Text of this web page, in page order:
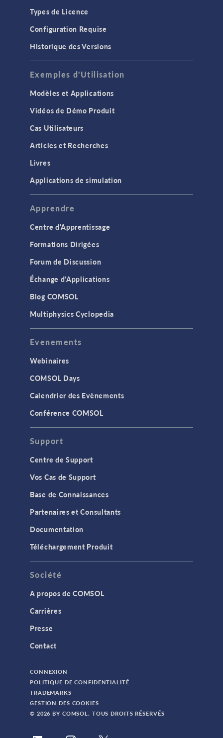
Types de Licence
Configuration Requise
Historique des Versions
Exemples d'Utilisation
Modèles et Applications
Vidéos de Démo Produit
Cas Utilisateurs
Articles et Recherches
Livres
Applications de simulation
Apprendre
Centre d'Apprentissage
Formations Dirigées
Forum de Discussion
Échange d'Applications
Blog COMSOL
Multiphysics Cyclopedia
Evenements
Webinaires
COMSOL Days
Calendrier des Evènements
Conférence COMSOL
Support
Centre de Support
Vos Cas de Support
Base de Connaissances
Partenaires et Consultants
Documentation
Téléchargement Produit
Société
A propos de COMSOL
Carrières
Presse
Contact
CONNEXION
POLITIQUE DE CONFIDENTIALITÉ
TRADEMARKS
GESTION DES COOKIES
© 2026 BY COMSOL. TOUS DROITS RÉSERVÉS